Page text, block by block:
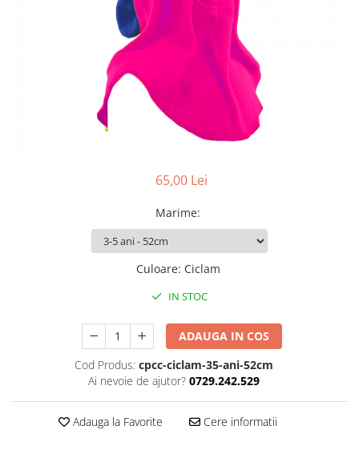
65,00 Lei
Marime:
Culoare: Ciclam
IN STOC
ADAUGA IN COS
Cod Produs: cpcc-ciclam-35-ani-52cm
Ai nevoie de ajutor? 0729.242.529
Adauga la Favorite Cere informatii